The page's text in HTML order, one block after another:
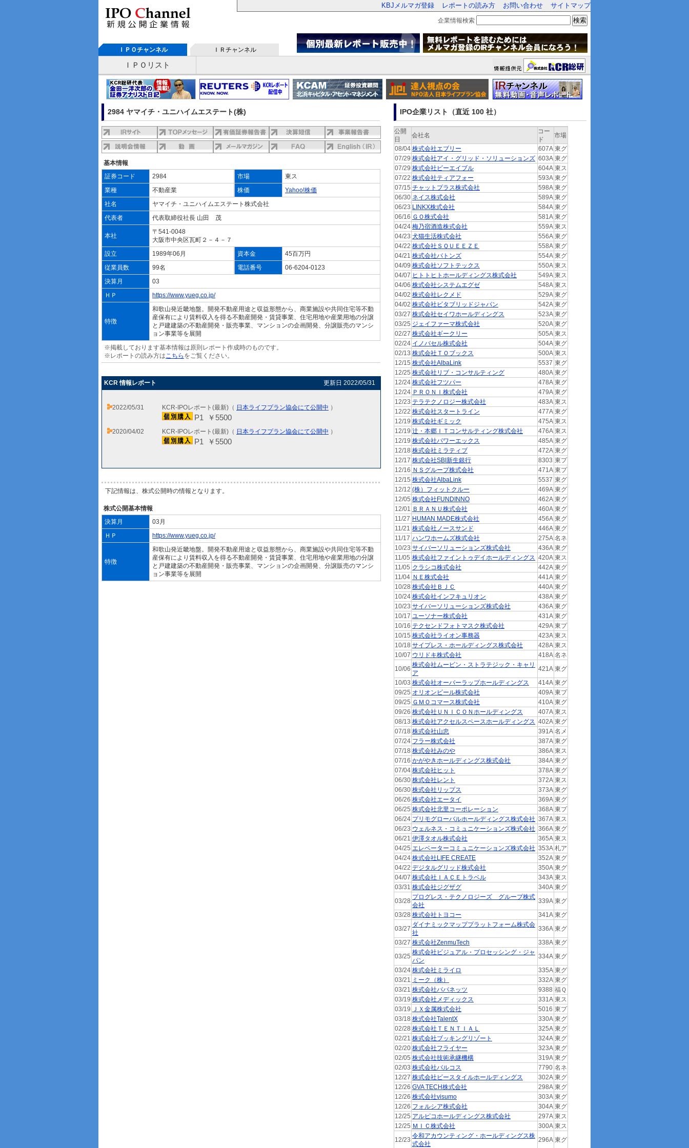
KBJメルマガ登録 レポートの読み方 お問い合わせ サイトマップ
企業情報検索 検索
ＩＰＯチャンネル ＩＲチャンネル
ＩＰＯリスト
2984 ヤマイチ・ユニハイムエステート(株)
基本情報
証券コード
2984 市場
東ス
業種
不動産業 株価
Yahoo!株価
社名
ヤマイチ・ユニハイムエステート株式会社
代表者
代表取締役社長 山田 茂
本社
〒541-0048
大阪市中央区瓦町２－４－７
設立
1989年06月 資本金
45百万円
従業員数
99名 電話番号
06-6204-0123
決算月
03
ＨＰ
https://www.yueg.co.jp/
特徴
和歌山発近畿地盤。開発不動産用途と収益形態から、商業施設や共同住宅等不動
産保有により賃料収入を得る不動産開発・賃貸事業、住宅用地や産業用地の分譲
と戸建建築の不動産開発・販売事業、マンションの企画開発、分譲販売のマンシ
ョン事業等を展開
※掲載しております基本情報は原則レポート作成時のものです。
※レポートの読み方はこちら をご覧ください。
KCR 情報レポート 更新日 2022/05/31
2022/05/31 KCR-IPOレポート(最新)（ 日本ライフプラン協会にて公開中 ）
P1 ￥5500
2020/04/02 KCR-IPOレポート(最新)（ 日本ライフプラン協会にて公開中 ）
P1 ￥5500
下記情報は、株式公開時の情報となります。
株式公開基本情報
決算月
03月
ＨＰ
https://www.yueg.co.jp/
特徴
和歌山発近畿地盤。開発不動産用途と収益形態から、商業施設や共同住宅等不動
産保有により賃料収入を得る不動産開発・賃貸事業、住宅用地や産業用地の分譲
と戸建建築の不動産開発・販売事業、マンションの企画開発、分譲販売のマンシ
ョン事業等を展開
IPO企業リスト（直近 100 社）
公開
日
会社名
コー
ド
市場
08/04 株式会社エブリー 607A 東グ
07/29 株式会社アイ・グリッド・ソリューションズ 603A 東グ
07/29 株式会社ビーエイブル 604A 東ス
07/22 株式会社ティアフォー 593A 東グ
07/15 チャットプラス株式会社 598A 東グ
06/30 ネイス株式会社 589A 東グ
06/23 LINKX株式会社 584A 東グ
06/16 ＧＯ株式会社 581A 東グ
04/24 梅乃宿酒造株式会社 559A 東ス
04/23 犬猫生活株式会社 556A 東グ
04/22 株式会社ＳＱＵＥＥＺＥ 558A 東グ
04/21 株式会社バトンズ 554A 東グ
04/09 株式会社ソフトテックス 550A 東ス
04/07 ヒトトヒトホールディングス株式会社 549A 東ス
04/06 株式会社システムエグゼ 548A 東ス
04/02 株式会社レクメド 529A 東グ
04/02 株式会社ビタブリッドジャパン 542A 東グ
03/27 株式会社セイワホールディングス 523A 東グ
03/25 ジェイファーマ株式会社 520A 東グ
02/27 株式会社ギークリー 505A 東ス
02/24 イノバセル株式会社 504A 東グ
02/13 株式会社ＴＯブックス 500A 東ス
12/15 株式会社AlbaLink 5537 東グ
12/25 株式会社リブ・コンサルティング 480A 東グ
12/24 株式会社フツパー 478A 東グ
12/24 ＰＲＯＮＩ株式会社 479A 東グ
12/23 テラテクノロジー株式会社 483A 東ス
12/22 株式会社スタートライン 477A 東グ
12/19 株式会社ギミック 475A 東ス
12/19 辻・本郷ＩＴコンサルティング株式会社 476A 東ス
12/19 株式会社パワーエックス 485A 東グ
12/18 株式会社ミラティブ 472A 東グ
12/17 株式会社SBI新生銀行 8303 東プ
12/16 ＮＳグループ株式会社 471A 東プ
12/15 株式会社AlbaLink 5537 東グ
12/12 (株）フィットクルー 469A 東グ
12/05 株式会社FUNDINNO 462A 東グ
12/01 ＢＲＡＮＵ株式会社 460A 東グ
11/27 HUMAN MADE株式会社 456A 東グ
11/21 株式会社ノースサンド 446A 東グ
11/17 ハンワホームズ株式会社 275A 名ネ
10/23 サイバーソリューションズ株式会社 436A 東グ
11/05 株式会社ファイントゥデイホールディングス 420A 東ス
11/05 クラシコ株式会社 442A 東グ
11/04 ＮＥ株式会社 441A 東グ
10/28 株式会社ＢＪＣ 440A 東グ
10/24 株式会社インフキュリオン 438A 東グ
10/23 サイバーソリューションズ株式会社 436A 東グ
10/17 ユーソナー株式会社 431A 東グ
10/16 テクセンドフォトマスク株式会社 429A 東プ
10/15 株式会社ライオン事務器 423A 東ス
10/18 サイプレス・ホールディングス株式会社 428A 東ス
10/07 ウリドキ株式会社 418A 名ネ
10/06
株式会社ムービン・ストラテジック・キャリ
ア
421A 東グ
10/03 株式会社オーバーラップホールディングス 414A 東グ
09/25 オリオンビール株式会社 409A 東プ
09/25 ＧＭＯコマース株式会社 410A 東グ
09/26 株式会社ＵＮＩＣＯＮホールディングス 407A 東ス
08/13 株式会社アクセルスペースホールディングス 402A 東グ
07/18 株式会社山忠 391A 名メ
07/24 フラー株式会社 387A 東グ
07/18 株式会社みのや 386A 東ス
07/16 かがやきホールディングス株式会社 384A 東グ
07/04 株式会社ヒット 378A 東グ
06/30 株式会社レント 372A 東ス
06/30 株式会社リップス 373A 東グ
06/26 株式会社エータイ 369A 東グ
06/25 株式会社北里コーポレーション 368A 東プ
06/24 プリモグローバルホールディングス株式会社 367A 東ス
06/23 ウェルネス・コミュニケーションズ株式会社 366A 東グ
06/21 伊澤タオル株式会社 365A 東ス
04/25 エレベーターコミュニケーションズ株式会社 353A 札ア
04/24 株式会社LIFE CREATE 352A 東グ
04/22 デジタルグリッド株式会社 350A 東グ
04/07 株式会社ＩＡＣＥトラベル 343A 東ス
03/31 株式会社ジグザグ 340A 東グ
03/28
プログレス・テクノロジーズ グループ株式
会社
339A 東グ
03/28 株式会社トヨコー 341A 東グ
03/27
ダイナミックマッププラットフォーム株式会
社
336A 東グ
03/27 株式会社ZenmuTech 338A 東グ
03/25
株式会社ビジュアル・プロセッシング・ジャ
パン
334A 東グ
03/24 株式会社ミライロ 335A 東グ
03/21 ミーク（株） 332A 東グ
03/21 株式会社パパネッツ 9388 福Ｑ
03/19 株式会社メディックス 331A 東ス
03/19 ＪＸ金属株式会社 5016 東プ
03/18 株式会社TalentX 330A 東グ
02/28 株式会社ＴＥＮＴＩＡＬ 325A 東グ
02/21 株式会社ブッキングリゾート 324A 東グ
02/20 株式会社フライヤー 323A 東グ
02/05 株式会社技術承継機構 319A 東グ
02/03 株式会社バルコス 7790 名ネ
12/27 株式会社ビースタイルホールディングス 302A 東グ
12/26 GVA TECH株式会社 298A 東グ
12/26 株式会社visumo 303A 東グ
12/26 フォルシア株式会社 304A 東グ
12/25 アルピコホールディングス株式会社 297A 東ス
12/25 ＭＩＣ株式会社 300A 東ス
12/23
令和アカウンティング・ホールディングス株
式会社
296A 東グ